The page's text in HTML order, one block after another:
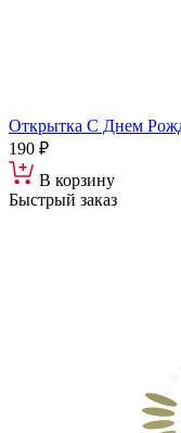
Открытка С Днем
190 ₽
В корзину
Быстрый заказ